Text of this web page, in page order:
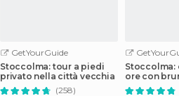
GetYourGuide
Stoccolma: tour a piedi
privato nella città vecchia
(258)
Stoccolma:
ore con